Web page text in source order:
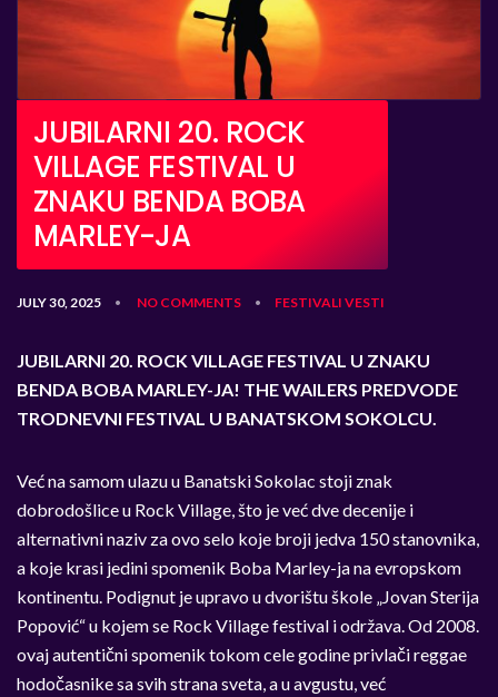
JUBILARNI 20. ROCK
VILLAGE FESTIVAL U
ZNAKU BENDA BOBA
MARLEY-JA
JULY 30, 2025 • NO COMMENTS • FESTIVALI VESTI
JUBILARNI 20. ROCK VILLAGE FESTIVAL U ZNAKU
BENDA BOBA MARLEY-JA! THE WAILERS PREDVODE
TRODNEVNI FESTIVAL U BANATSKOM SOKOLCU.
Već na samom ulazu u Banatski Sokolac stoji znak
dobrodošlice u Rock Village, što je već dve decenije i
alternativni naziv za ovo selo koje broji jedva 150 stanovnika,
a koje krasi jedini spomenik Boba Marley-ja na evropskom
kontinentu. Podignut je upravo u dvorištu škole „Jovan Sterija
Popović“ u kojem se Rock Village festival i održava. Od 2008.
ovaj autentični spomenik tokom cele godine privlači reggae
hodočasnike sa svih strana sveta, a u avgustu, već